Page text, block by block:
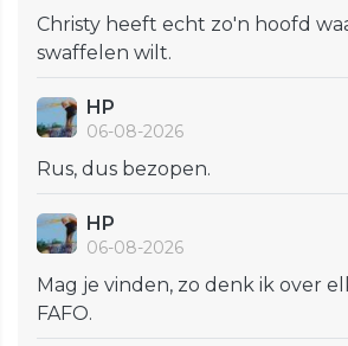
Christy heeft echt zo'n hoofd
swaffelen wilt.
HP
06-08-2026
Rus, dus bezopen.
HP
06-08-2026
Mag je vinden, zo denk ik over
FAFO.